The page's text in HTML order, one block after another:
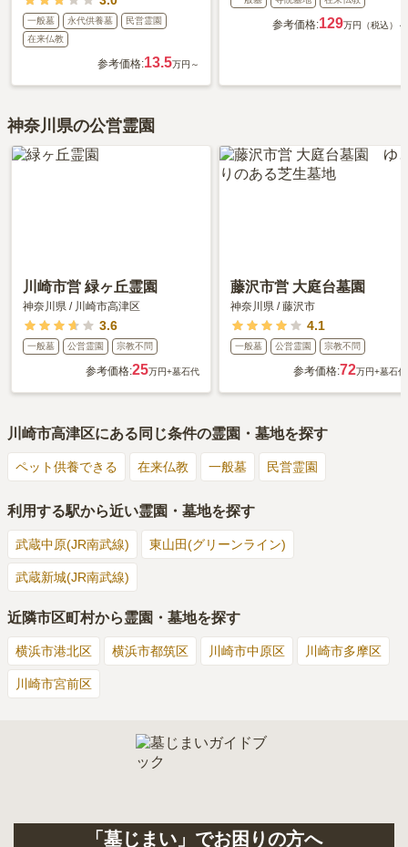
一般墓 永代供養墓
民営霊園
在来仏教
参考価格:13.5万円～
参考価格:129万円（税込）～
神奈川県の公営霊園
川崎市営 緑ヶ丘霊園
神奈川県 / 川崎市高津区
3.6
一般墓 公営霊園 宗教不問
参考価格:25万円+墓石代
藤沢市営 大庭台墓園
神奈川県 /藤沢市
4.1
一般墓 公営霊園 宗教不問
参考価格:72万円+墓石代
川崎市高津区にある同じ条件の霊園・墓地を探す
ペット供養できる 在来仏教 一般墓 民営霊園
利用する駅から近い霊園・墓地を探す
武蔵中原(JR南武線) 東山田(グリーンライン)
武蔵新城(JR南武線)
近隣市区町村から霊園・墓地を探す
横浜市港北区 横浜市都筑区 川崎市中原区 川崎市多摩区
川崎市宮前区
「墓じまい」でお困りの方へ